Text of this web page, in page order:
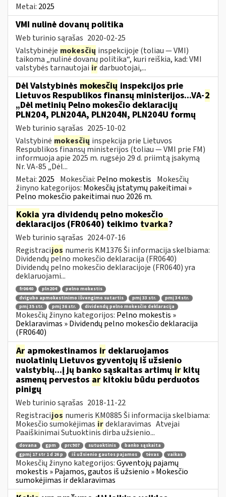
Metai: 2025
VMI nulinė dovanų politika
Web turinio sąrašas 2020-02-25
Valstybinėje mokesčių inspekcijoje (toliau — VMI)
taikoma „nulinė dovanų politika“, kuri reiškia, kad: VMI
valstybės tarnautojai irdarbuotojai,...
Dėl Valstybinės mokesčių inspekcijos prie
Lietuvos Respublikos finansų ministerijos...VA-2
„Dėl metinių Pelno mokesčio deklaracijų
PLN204, PLN204A, PLN204N, PLN204U formų
Web turinio sąrašas 2025-10-02
Valstybinė mokesčių inspekcija prie Lietuvos
Respublikos finansų ministerijos (toliau — VMI prie FM)
informuoja apie 2025 m. rugsėjo 29 d. priimtą įsakymą
Nr. VA-85 „Dėl...
Metai: 2025 Mokesčiai: Pelno mokestis Mokesčių
žinyno kategorijos: Mokesčių įstatymų pakeitimai »
Pelno mokesčio pakeitimai nuo 2026 m.
Kokia yra dividendų pelno mokesčio
deklaracijos (FR0640) teikimo tvarka?
Web turinio sąrašas 2024-07-16
Registracijos numeris KM1376 Ši informacija skelbiama:
Dividendų pelno mokesčio deklaracija (FR0640)
Dividendų pelno mokesčio deklaracijoje (FR0640) yra
deklaruojami...
fr0640 pln204
pelno mokestis
dvigubo apmokestinimo išvengimo sutartis
pmį 33 str.
pmį 34 str.
pmį 35 str.
pmį 36 str. dividendų pelno mokesčio deklaracija
Mokesčių žinyno kategorijos: Pelno mokestis »
Deklaravimas » Dividendų pelno mokesčio deklaracija
(FR0640)
Ar apmokestinamos ir deklaruojamos
nuolatinių Lietuvos gyventojų iš užsienio
valstybių...į jų banko sąskaitas artimų ir kitų
asmenų pervestos ar kitokiu būdu perduotos
pinigų
Web turinio sąrašas 2018-11-22
Registracijos numeris KM0885 Ši informacija skelbiama:
Mokesčio sumokėjimas irdeklaravimas Atvejai
Paaiškinimai Sutuoktinis dirba užsienio...
dovana gpm prc907 sutuoktinis
banko sąskaita
gpmį 17 str 1 d 26 p
iš užsienio gautos pajamos tėvas vaikas
Mokesčių žinyno kategorijos:Gyventojų pajamų
mokestis » Pajamos, gautos iš užsienio » Mokesčio
sumokėjimas ir deklaravimas